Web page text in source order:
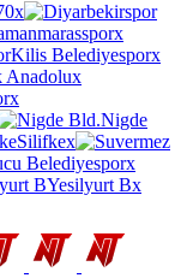
x
x
Kilis Belediyesporx
x
x
Nigde
Silifkex
Belediyesporx
Yesilyurt Bx